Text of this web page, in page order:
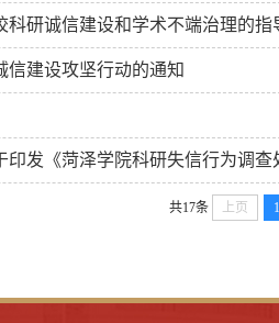
科研诚信建设和学术不端治理的指
信建设攻坚行动的通知
印发《菏泽学院科研失信行为调查
共17条 上页 1